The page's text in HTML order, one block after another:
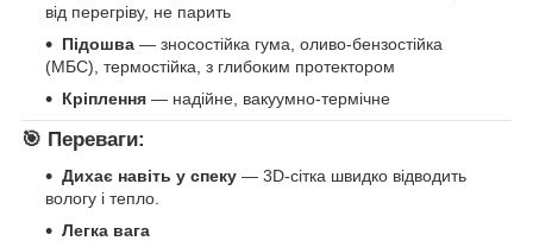
від перегріву, не парить
Підошва — зносостійка гума, оливо‑бензостійка
(МБС), термостійка, з глибоким протектором
Кріплення — надійне, вакуумно-термічне
🎯 Переваги:
Дихає навіть у спеку — 3D‑сітка швидко відводить
вологу і тепло.
Легка вага